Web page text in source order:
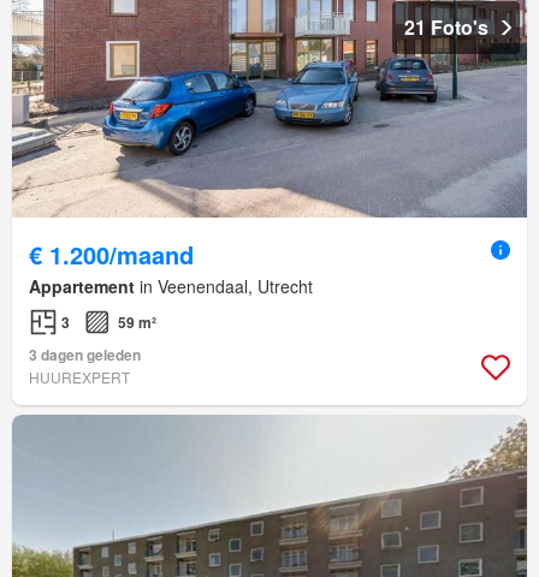
21 Foto's
€ 1.200/maand
Appartement in Veenendaal, Utrecht
3
59 m²
3 dagen geleden
HUUREXPERT